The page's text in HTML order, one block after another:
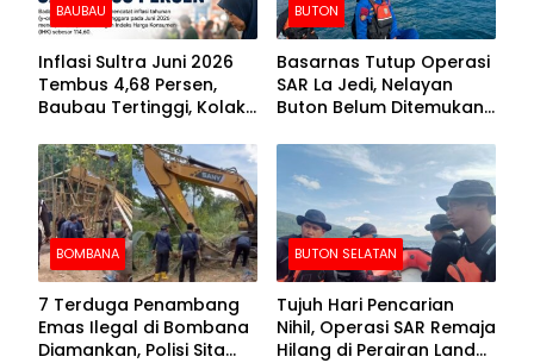
BAUBAU
Inflasi Sultra Juni 2026
Tembus 4,68 Persen,
Baubau Tertinggi, Kolaka
BUTON
Basarnas Tutup Operasi
SAR La Jedi, Nelayan
Buton Belum Ditemukan
BOMBANA
7 Terduga Penambang
Emas Ilegal di Bombana
Diamankan, Polisi Sita
BUTON SELATAN
Tujuh Hari Pencarian
Nihil, Operasi SAR Remaja
Hilang di Perairan Lande